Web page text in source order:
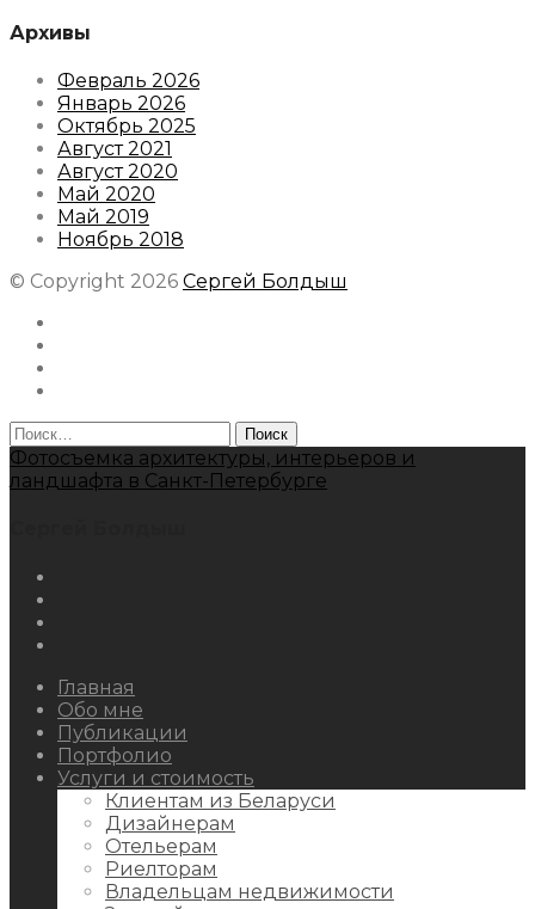
Архивы
Февраль 2026
Январь 2026
Октябрь 2025
Август 2021
Август 2020
Май 2020
Май 2019
Ноябрь 2018
© Copyright 2026 Сергей Болдыш
Найти:
Фотосъемка архитектуры, интерьеров и
ландшафта в Санкт-Петербурге
Главная
Обо мне
Публикации
Портфолио
Услуги и стоимость
Клиентам из Беларуси
Дизайнерам
Отельерам
Риелторам
Владельцам недвижимости